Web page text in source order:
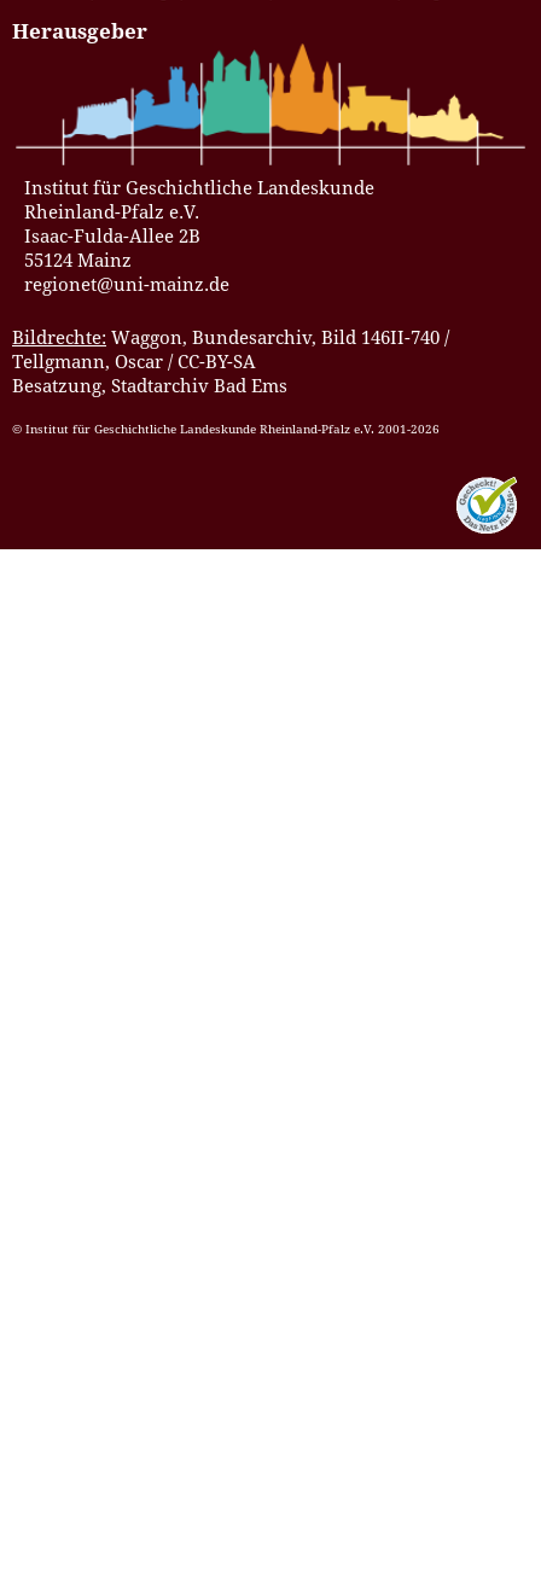
Herausgeber
Institut für Geschichtliche Landeskunde
Rheinland-Pfalz e.V.
Isaac-Fulda-Allee 2B
55124 Mainz
regionet@uni-mainz.de
Bildrechte: Waggon, Bundesarchiv, Bild 146II-740 /
Tellgmann, Oscar / CC-BY-SA
Besatzung, Stadtarchiv Bad Ems
© Institut für Geschichtliche Landeskunde Rheinland-Pfalz e.V. 2001-2026